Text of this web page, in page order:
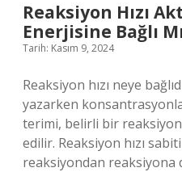
Reaksiyon Hızı
Enerjisine Bağlı
Tarih: Kasım 9, 2024
Reaksiyon hızı neye
yazarken
terimi, belirli bir reaksiyon
edilir. Reaksiyon hızı
reaksiyondan reaksiyona